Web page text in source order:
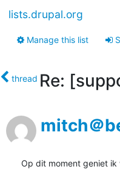
lists.drupal.org
Manage this list
thread Re:
mitch＠
Op dit moment geniet ik